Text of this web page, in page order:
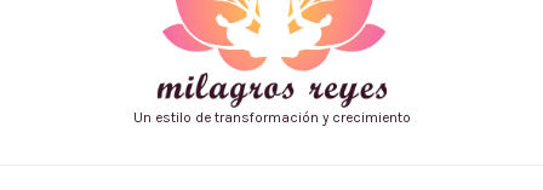
Un estilo de transformación y crecimiento